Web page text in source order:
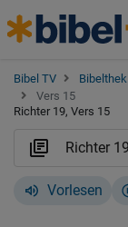
Bibel TV Bibelthek
Vers 15
Richter 19, Vers 15
Vorlesen